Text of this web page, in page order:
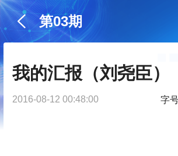
第03期
我的汇报（刘尧臣）
2016-08-12 00:48:00 字